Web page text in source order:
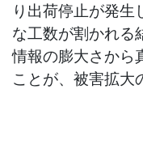
り出荷停止が発生
な工数が割かれる
情報の膨大さから
ことが、被害拡大